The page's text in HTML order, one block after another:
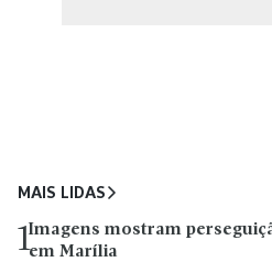
MAIS LIDAS
1Imagens mostram
em Marília